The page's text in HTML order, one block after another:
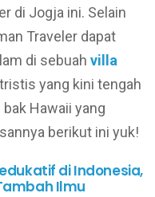
di Jogja ini. Selain
Traveler dapat
di sebuah villa
yang kini tengah
Hawaii yang
berikut ini yuk!
di Indonesia,
Ilmu